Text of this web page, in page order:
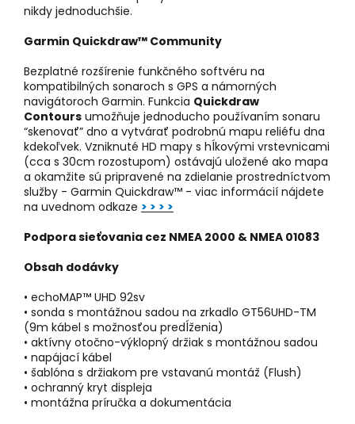
nikdy jednoduchšie.
Garmin Quickdraw™ Community
Bezplatné rozšírenie funkčného softvéru na
kompatibilných sonaroch s GPS a námorných
navigátoroch Garmin. Funkcia Quickdraw
Contours umožňuje jednoducho používaním sonaru
“skenovať” dno a vytvárať podrobnú mapu reliéfu dna
kdekoľvek. Vzniknuté HD mapy s hĺkovými vrstevnicami
(cca s 30cm rozostupom) ostávajú uložené ako mapa
a okamžite sú pripravené na zdielanie prostredníctvom
služby - Garmin Quickdraw™ - viac informácií nájdete
na uvednom odkaze > > > >
Podpora sieťovania cez NMEA 2000 & NMEA 01083
Obsah dodávky
• echoMAP™ UHD 92sv
• sonda s montážnou sadou na zrkadlo GT56UHD-TM
(9m kábel s možnosťou predĺženia)
• aktívny otočno-výklopný držiak s montážnou sadou
• napájací kábel
• šablóna s držiakom pre vstavanú montáž (Flush)
• ochranný kryt displeja
• montážna príručka a dokumentácia